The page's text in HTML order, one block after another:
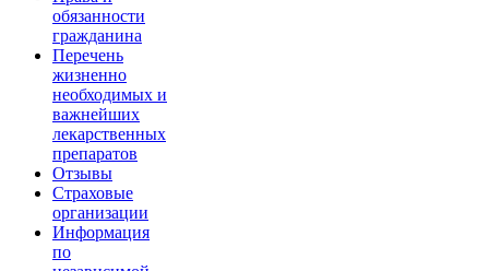
обязанности
гражданина
Перечень
жизненно
необходимых и
важнейших
лекарственных
препаратов
Отзывы
Страховые
организации
Информация
по